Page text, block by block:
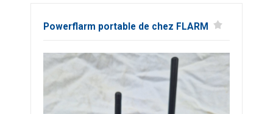
Powerflarm portable de chez FLARM